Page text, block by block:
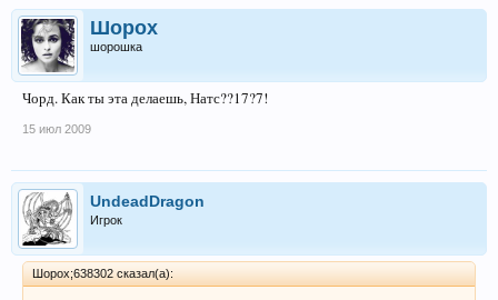
Шорох
шорошка
Чорд. Как ты эта делаешь, Натс??17?7!
15 июл 2009
UndeadDragon
Игрок
Шорох;638302 сказал(а):